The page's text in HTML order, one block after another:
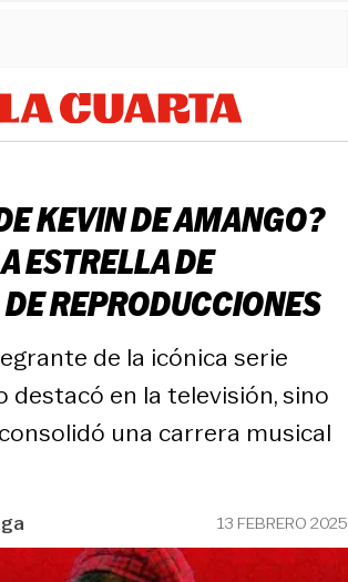
KEVIN DE AMANGO?
ESTRELLA DE
REPRODUCCIONES
de la icónica serie
destacó en la televisión, sino
una carrera musical
13 FEBRERO 2025